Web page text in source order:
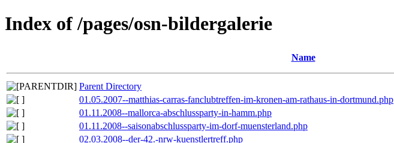
Index of /pages/osn-bildergalerie
Name
Parent Directory
01.05.2007--matthias-carras-fanclubtreffen-im-kronen-am-rathaus-in-dortmund.php
01.11.2008--mallorca-abschlussparty-in-hamm.php
01.11.2008--saisonabschlussparty-im-dorf-muensterland.php
02.03.2008--der-42.-nrw-kuenstlertreff.php